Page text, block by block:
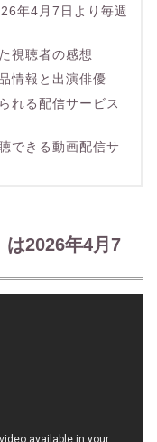
年4月7日より毎週
視聴者の感想
情報と出演俳優
れる配信サービス
できる動画配信サ
は2026年4月7